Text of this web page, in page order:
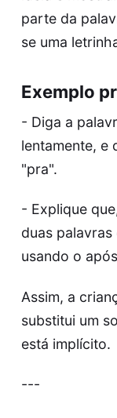
parte da
se uma
Exemplo
- Diga a
lentamente, e
"pra".
- Explique
duas
usando o
Assim, a
substitui um
está implícito.
---